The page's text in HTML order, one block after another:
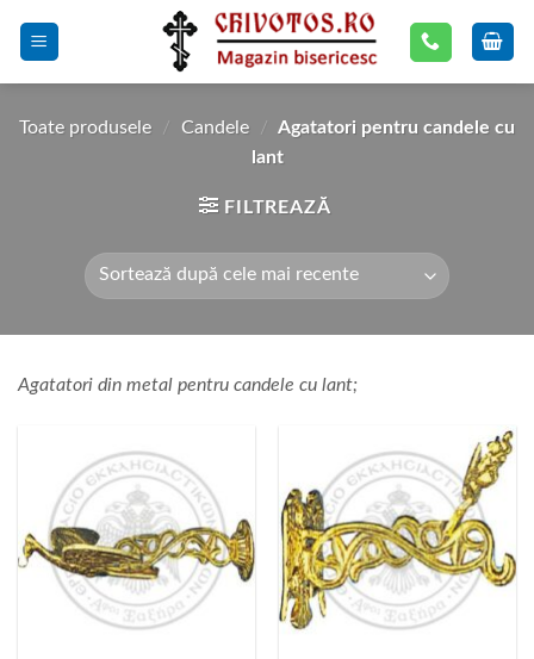
Toate produsele / Candele / Agatatori pentru candele cu
lant
FILTREAZĂ
Agatatori din metal pentru candele cu lant;